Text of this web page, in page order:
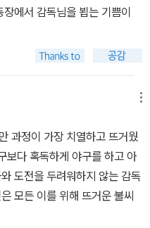
고 있다. 저자 김성근이 60여
깨달음과 지혜가 모든 독자의
기대한다.
에서 감독님을 뵙는 기쁨이
과정이 가장 치열하고 뜨거웠
보다 혹독하게 야구를 하고 아
도전을 두려워하지 않는 감독
모든 이를 위해 뜨거운 불씨